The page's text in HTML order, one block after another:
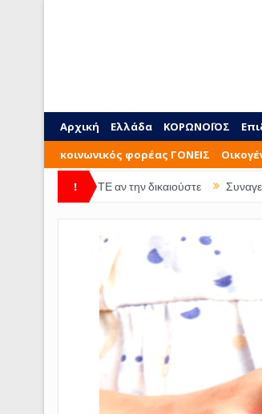
Αρχική Ελλάδα ΚΟΡΩΝΟΪΟΣ
κοινωνικός φορέας ΓΟΝΕΙΣ
!
αν την δικαιούστε Συναγερμός για την